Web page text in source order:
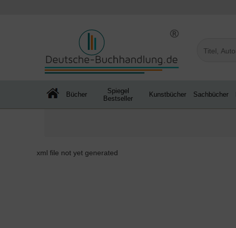
Bücher
Spiegel
Bestseller
Kunstbücher Sachbücher
xml file not yet generated